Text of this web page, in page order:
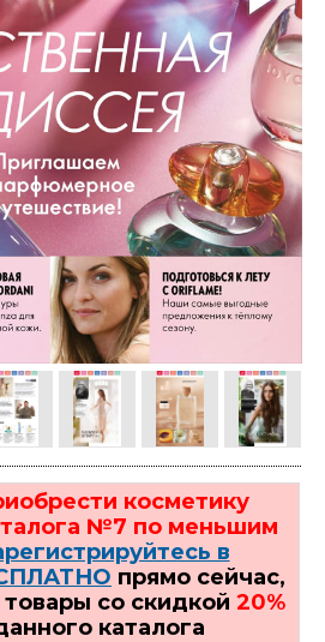
косметику
№7 по меньшим
в
прямо сейчас,
товары со скидкой 20%
каталога